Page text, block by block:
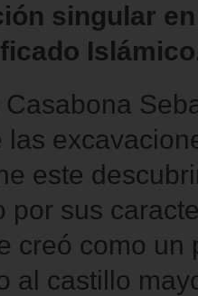
singular
las
este
por sus
creó como
al castillo